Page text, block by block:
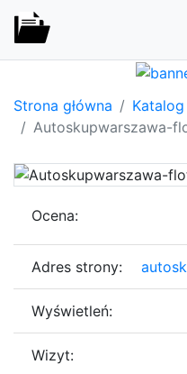
Strona główna
Katalog
Autoskupwarszawa-
Ocena:
Adres strony:
Wyświetleń:
Wizyt: